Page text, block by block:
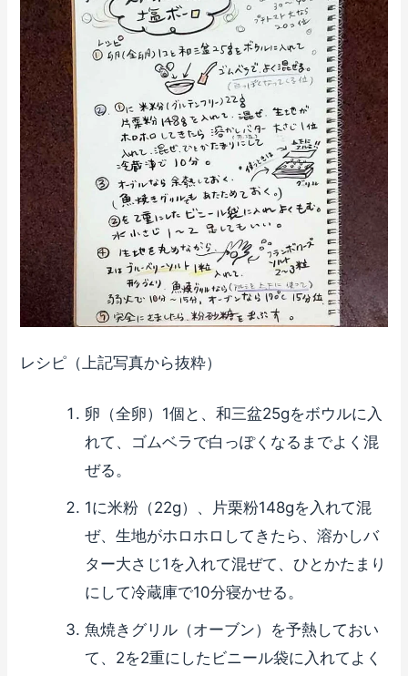
レシピ（上記写真から抜粋）
卵（全卵）1個と、和三盆25gをボウルに入
れて、ゴムベラで白っぽくなるまでよく混
ぜる。
1に米粉（22g）、片栗粉148gを入れて混
ぜ、生地がホロホロしてきたら、溶かしバ
ター大さじ1を入れて混ぜて、ひとかたまり
にして冷蔵庫で10分寝かせる。
魚焼きグリル（オーブン）を予熱しておい
て、2を2重にしたビニール袋に入れてよく